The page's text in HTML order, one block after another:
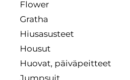
Flower
Gratha
Hiusasusteet
Housut
Huovat, päiväpeitteet
Jumpsuit